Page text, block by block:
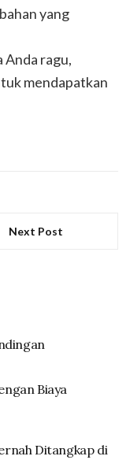
yang
Anda ragu,
mendapatkan
Next Post
Biaya
Ditangkap di